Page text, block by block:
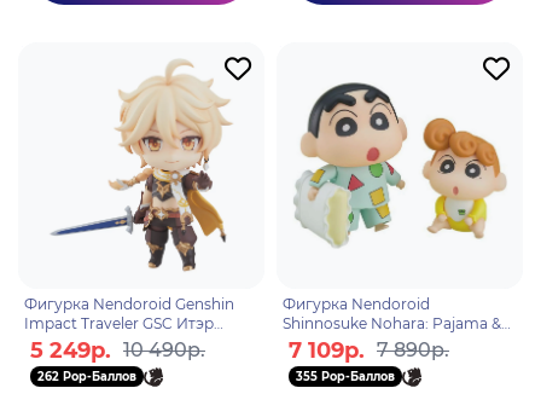
Фигурка Nendoroid Genshin
Impact Traveler GSC Итэр
Aether 4580590126268
5 249р. 10 490р.
262 Pop-Баллов
Фигурка Nendoroid
Shinnosuke Nohara: Pajama &
Himawari 4580590124059
7 109р. 7 890р.
355 Pop-Баллов